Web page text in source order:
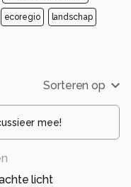
ecoregio landschap
Sorteren op
mee!
licht